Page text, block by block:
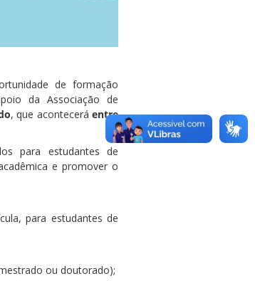
de formação
da Associação de
, que aconteceráentre
para estudantes de
e promover o
para estudantes de
ou doutorado);